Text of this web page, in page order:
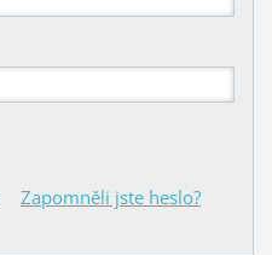
Zapomněli jste heslo?